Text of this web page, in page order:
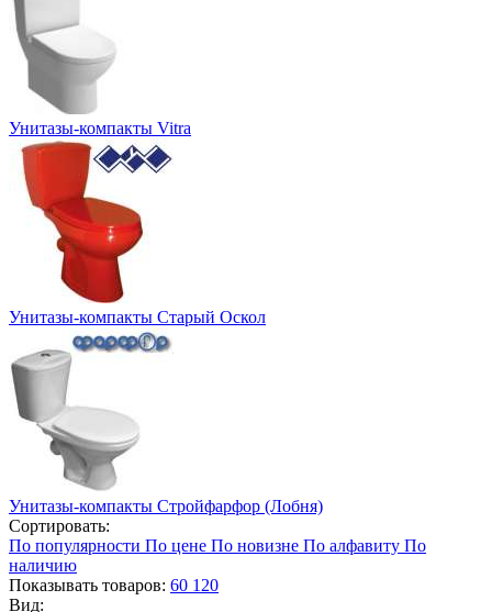
Унитазы-компакты Vitra
Унитазы-компакты Старый Оскол
Унитазы-компакты Стройфарфор (Лобня)
Сортировать:
По популярности По цене По новизне По алфавиту По
наличию
Показывать товаров: 60 120
Вид: